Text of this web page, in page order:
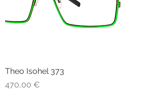
Theo Isohel 373
Prezzo
470,00 €